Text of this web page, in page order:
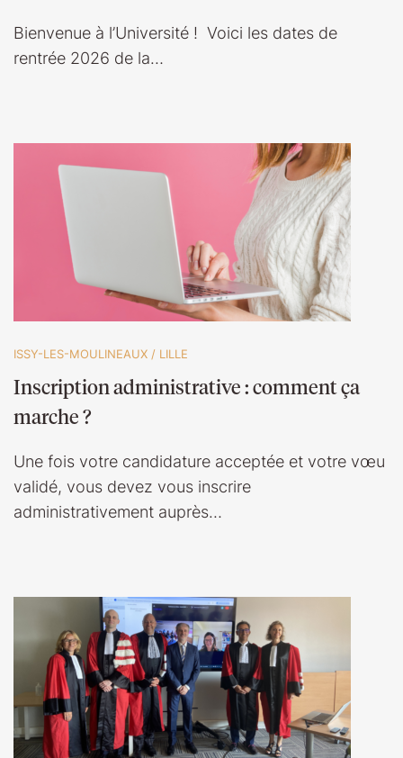
Bienvenue à l’Université ! Voici les dates de
rentrée 2026 de la…
ISSY-LES-MOULINEAUX / LILLE
Inscription administrative : comment ça
marche ?
Une fois votre candidature acceptée et votre vœu
validé, vous devez vous inscrire
administrativement auprès…